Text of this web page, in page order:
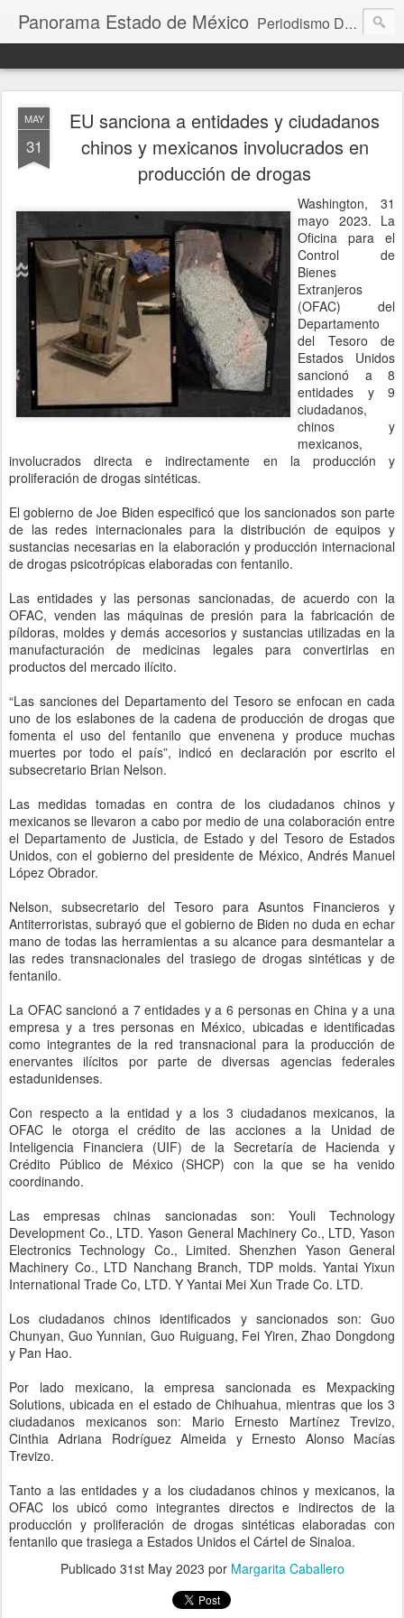
Panorama Estado de México Periodismo Digital
MAY
31
EU sanciona a entidades y ciudadanos
chinos y mexicanos involucrados en
producción de drogas
Washington, 31
mayo 2023. La
Oficina para el
Control de
Bienes
Extranjeros
(OFAC) del
Departamento
del Tesoro de
Estados Unidos
sancionó a 8
entidades y 9
ciudadanos,
chinos y
mexicanos,
involucrados directa e indirectamente en la producción y
proliferación de drogas sintéticas.
El gobierno de Joe Biden especificó que los sancionados son parte
de las redes internacionales para la distribución de equipos y
sustancias necesarias en la elaboración y producción internacional
de drogas psicotrópicas elaboradas con fentanilo.
Las entidades y las personas sancionadas, de acuerdo con la
OFAC, venden las máquinas de presión para la fabricación de
píldoras, moldes y demás accesorios y sustancias utilizadas en la
manufacturación de medicinas legales para convertirlas en
productos del mercado ilícito.
“Las sanciones del Departamento del Tesoro se enfocan en cada
uno de los eslabones de la cadena de producción de drogas que
fomenta el uso del fentanilo que envenena y produce muchas
muertes por todo el país”, indicó en declaración por escrito el
subsecretario Brian Nelson.
Las medidas tomadas en contra de los ciudadanos chinos y
mexicanos se llevaron a cabo por medio de una colaboración entre
el Departamento de Justicia, de Estado y del Tesoro de Estados
Unidos, con el gobierno del presidente de México, Andrés Manuel
López Obrador.
Nelson, subsecretario del Tesoro para Asuntos Financieros y
Antiterroristas, subrayó que el gobierno de Biden no duda en echar
mano de todas las herramientas a su alcance para desmantelar a
las redes transnacionales del trasiego de drogas sintéticas y de
fentanilo.
La OFAC sancionó a 7 entidades y a 6 personas en China y a una
empresa y a tres personas en México, ubicadas e identificadas
como integrantes de la red transnacional para la producción de
enervantes ilícitos por parte de diversas agencias federales
estadunidenses.
Con respecto a la entidad y a los 3 ciudadanos mexicanos, la
OFAC le otorga el crédito de las acciones a la Unidad de
Inteligencia Financiera (UIF) de la Secretaría de Hacienda y
Crédito Público de México (SHCP) con la que se ha venido
coordinando.
Las empresas chinas sancionadas son: Youli Technology
Development Co., LTD. Yason General Machinery Co., LTD, Yason
Electronics Technology Co., Limited. Shenzhen Yason General
Machinery Co., LTD Nanchang Branch, TDP molds. Yantai Yixun
International Trade Co, LTD. Y Yantai Mei Xun Trade Co. LTD.
Los ciudadanos chinos identificados y sancionados son: Guo
Chunyan, Guo Yunnian, Guo Ruiguang, Fei Yiren, Zhao Dongdong
y Pan Hao.
Por lado mexicano, la empresa sancionada es Mexpacking
Solutions, ubicada en el estado de Chihuahua, mientras que los 3
ciudadanos mexicanos son: Mario Ernesto Martínez Trevizo,
Cinthia Adriana Rodríguez Almeida y Ernesto Alonso Macías
Trevizo.
Tanto a las entidades y a los ciudadanos chinos y mexicanos, la
OFAC los ubicó como integrantes directos e indirectos de la
producción y proliferación de drogas sintéticas elaboradas con
fentanilo que trasiega a Estados Unidos el Cártel de Sinaloa.
Publicado 31st May 2023 por Margarita Caballero